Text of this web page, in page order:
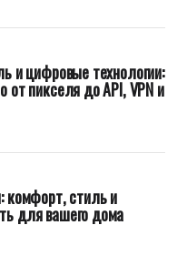
и цифровые технологии:
от пикселя до API, VPN и
комфорт, стиль и
для вашего дома